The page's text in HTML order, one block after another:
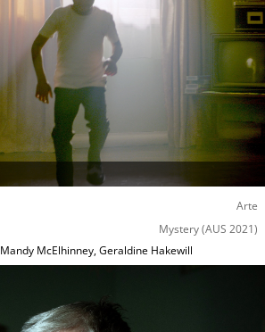
Arte
Mystery(AUS 2021)
Mandy McElhinney,Geraldine Hakewill